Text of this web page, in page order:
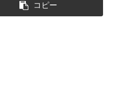
コピー